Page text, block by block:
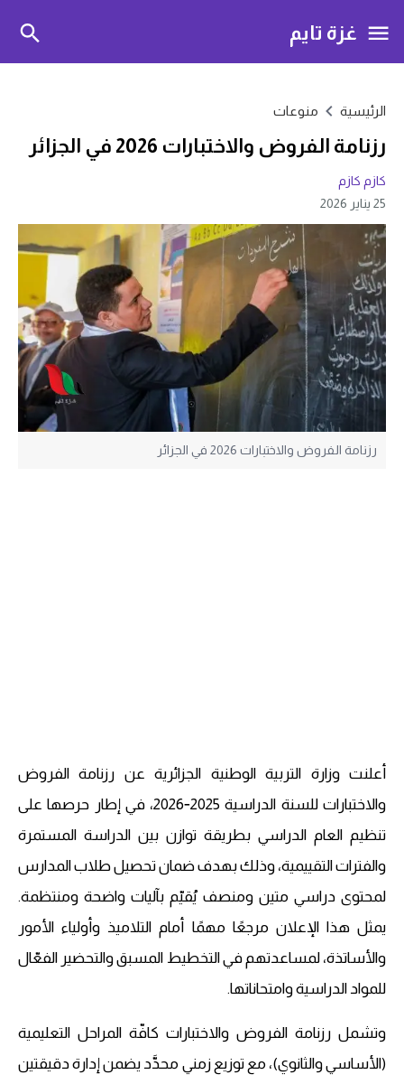
غزة تايم
الرئيسية منوعات
رزنامة الفروض والاختبارات 2026 في الجزائر
كازم كازم
25 يناير 2026
رزنامة الفروض والاختبارات 2026 في الجزائر
أعلنت وزارة التربية الوطنية الجزائرية عن رزنامة الفروض
والاختبارات للسنة الدراسية 2025‑2026، في إطار حرصها على
تنظيم العام الدراسي بطريقة توازن بين الدراسة المستمرة
والفترات التقييمية، وذلك بهدف ضمان تحصيل طلاب المدارس
لمحتوى دراسي متين ومنصف يُقيّم بآليات واضحة ومنتظمة.
يمثل هذا الإعلان مرجعًا مهمًا أمام التلاميذ وأولياء الأمور
والأساتذة، لمساعدتهم في التخطيط المسبق والتحضير الفعّال
للمواد الدراسية وامتحاناتها.
وتشمل رزنامة الفروض والاختبارات كافّة المراحل التعليمية
(الأساسي والثانوي)، مع توزيع زمني محدَّد يضمن إدارة دقيقتين